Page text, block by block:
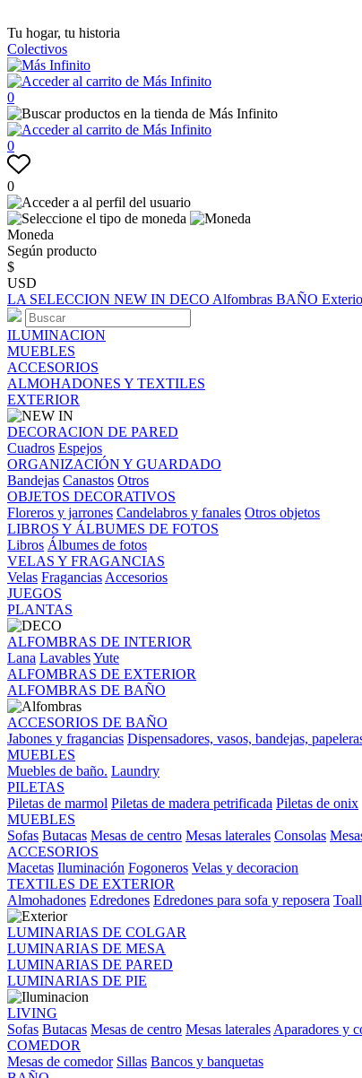
Tu hogar, tu historia
Colectivos
0
0
0
Moneda
Según producto
$
USD
LA SELECCION NEW IN DECO Alfombras BAÑO
ILUMINACION
MUEBLES
ACCESORIOS
ALMOHADONES Y TEXTILES
EXTERIOR
DECORACION DE PARED
Cuadros Espejos
ORGANIZACIÓN Y GUARDADO
Bandejas Canastos Otros
OBJETOS DECORATIVOS
Floreros y jarrones Candelabros y fanales Otros objetos
LIBROS Y ÁLBUMES DE FOTOS
Libros Álbumes de fotos
VELAS Y FRAGANCIAS
Velas Fragancias Accesorios
JUEGOS
PLANTAS
ALFOMBRAS DE INTERIOR
Lana LavablesYute
ALFOMBRAS DE EXTERIOR
ALFOMBRAS DE BAÑO
ACCESORIOS DE BAÑO
Jabones y fragancias Dispensadores, vasos, bandejas,
MUEBLES
Muebles de baño. Laundry
PILETAS
Piletas de marmol Piletas de madera petrificada Piletas de onix
MUEBLES
Sofas Butacas Mesas de centro Mesas laterales Consolas
ACCESORIOS
Macetas Iluminación Fogoneros Velas y decoracion
TEXTILES DE EXTERIOR
Almohadones Edredones Edredones para sofa y reposera
LUMINARIAS DE COLGAR
LUMINARIAS DE MESA
LUMINARIAS DE PARED
LUMINARIAS DE PIE
LIVING
Sofas Butacas Mesas de centro Mesas laterales Aparadores y
COMEDOR
Mesas de comedor Sillas Bancos y banquetas